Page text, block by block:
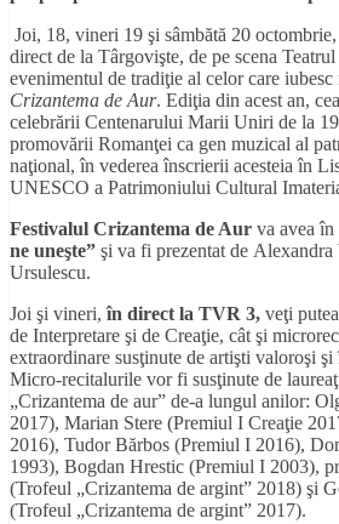
Joi, 18, vineri 19 şi sâmbătă 20
direct de la Târgovişte, de pe scena
evenimentul de tradiţie al celor care iubesc
Crizantema de Aur. Ediţia din acest an,
celebrării Centenarului Marii Uniri de la
promovării Romanţei ca gen muzical al
naţional, în vederea înscrierii acesteia în
UNESCO a Patrimoniului Cultural
Festivalul Crizantema de Aur va avea în
ne uneşte” şi va fi prezentat de Alexandra
Ursulescu.
Joi şi vineri,în direct la TVR 3, veţi
de Interpretare şi de Creaţie, cât şi
extraordinare susţinute de artişti valoroşi
Micro-recitalurile vor fi susţinute de
„Crizantema de aur” de-a lungul anilor:
2017), Marian Stere (Premiul I Creaţie
2016), Tudor Bărbos (Premiul I 2016),
1993), Bogdan Hrestic (Premiul I 2003),
(Trofeul „Crizantema de argint” 2018) şi
(Trofeul „Crizantema de argint” 2017).